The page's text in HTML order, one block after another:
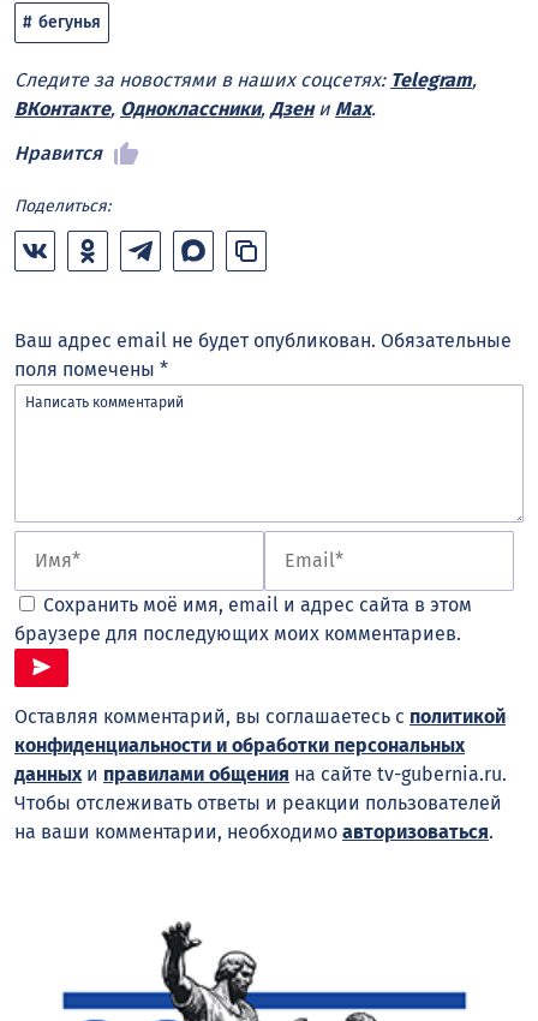
бегунья
Следите за новостями в наших соцсетях: Telegram,
ВКонтакте, Одноклассники, Дзени Max.
Нравится
Поделиться:
Ваш адрес email не будет опубликован. Обязательные
поля помечены *
Сохранить моё имя, email и адрес сайта в этом
браузере для последующих моих комментариев.
Оставляя комментарий, вы соглашаетесь с политикой
конфиденциальности и обработки персональных
данных и правилами общения на сайте tv-gubernia.ru.
Чтобы отслеживать ответы и реакции пользователей
на ваши комментарии, необходимо авторизоваться.